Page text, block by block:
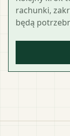
rachunki,
będą